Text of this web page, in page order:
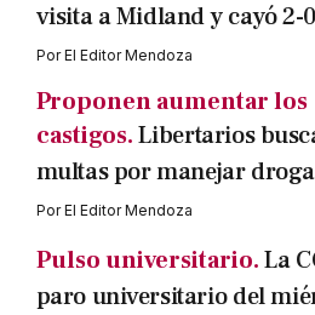
visita a Midland y cayó 2-0
PorEl Editor Mendoza
Proponen aumentar los
castigos.Libertarios
multas por manejar
PorEl Editor Mendoza
Pulso universitario.La
paro universitario del